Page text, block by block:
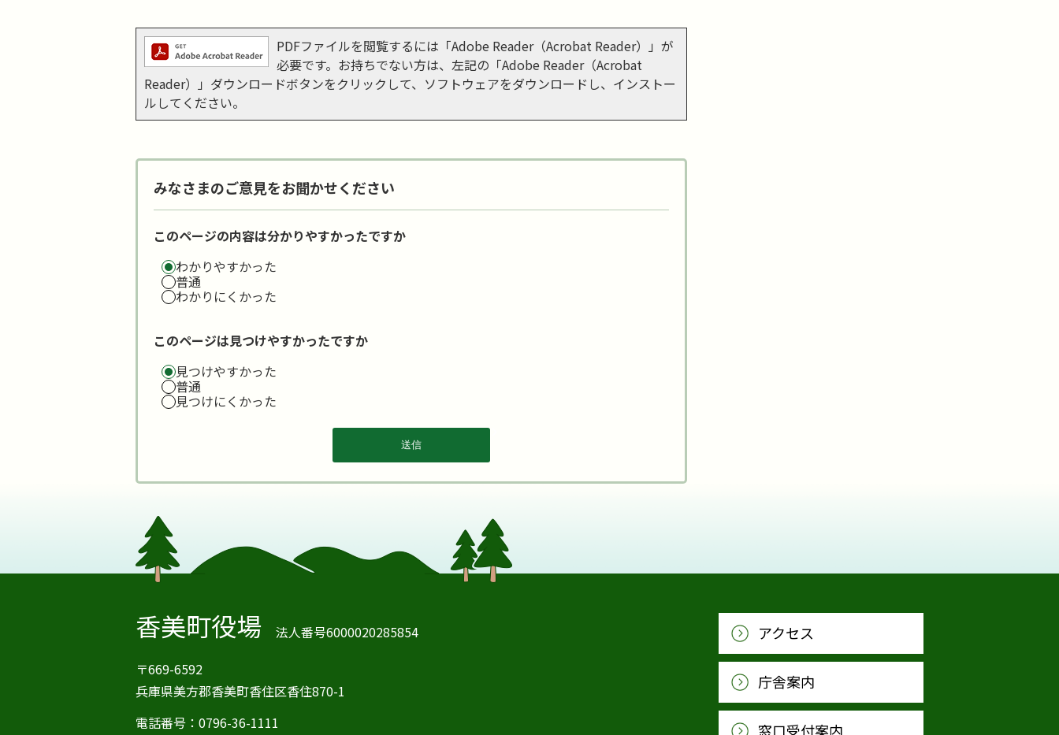
PDFファイルを閲覧するには「Adobe Reader（Acrobat Reader）」が
必要です。お持ちでない方は、左記の「Adobe Reader（Acrobat
Reader）」ダウンロードボタンをクリックして、ソフトウェアをダウンロードし、インストー
ルしてください。
みなさまのご意見をお聞かせください
このページの内容は分かりやすかったですか
わかりやすかった
普通
わかりにくかった
このページは見つけやすかったですか
見つけやすかった
普通
見つけにくかった
香美町役場
法人番号6000020285854
〒669-6592
兵庫県美方郡香美町香住区香住870-1
電話番号：0796-36-1111
アクセス
庁舎案内
窓口受付案内